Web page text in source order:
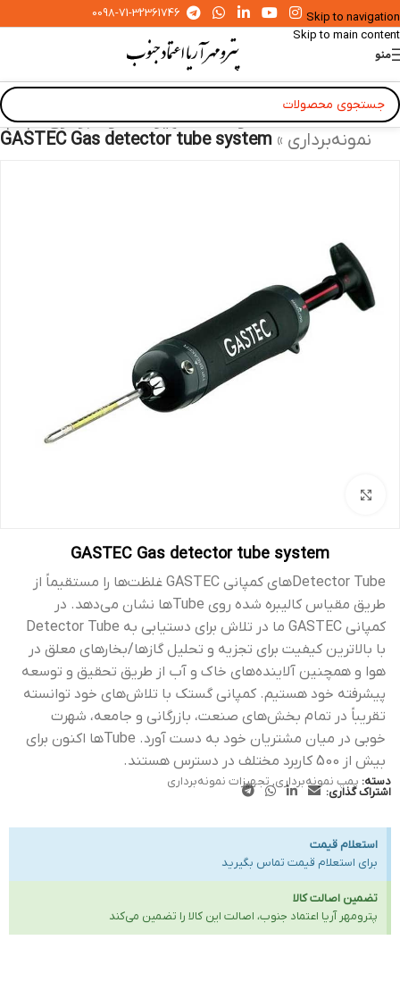
Skip to navigation
Skip to main content
0098-71-32361746
منو
خانه»محصولات»تجهیزات نمونه‌برداری»پمپ
نمونه‌برداری »
GASTEC Gas detector tube system
GASTEC Gas detector tube system
Detector Tube‌های کمپانی GASTEC غلظت‌ها را مستقیماً از
طریق مقیاس کالیبره شده روی Tubeها نشان می‌دهد. در
با بالاترین کیفیت برای تجزیه و تحلیل گازها/بخارهای معلق در
هوا و همچنین آلاینده‌های خاک و آب از طریق تحقیق و توسعه
پیشرفته خود هستیم. کمپانی گستک با تلاش‌های خود توانسته
تقریباً در تمام بخش‌های صنعت، بازرگانی و جامعه، شهرت
خوبی در میان مشتریان خود به دست آورد. Tubeها اکنون برای
بیش از 500 کاربرد مختلف در دسترس هستند.
دسته: پمپ نمونه‌برداری, تجهیزات نمونه‌برداری
اشتراک گذاری:
استعلام قیمت
برای استعلام قیمت تماس بگیرید
تضمین اصالت کالا
پترومهر آریا اعتماد جنوب، اصالت این کالا را تضمین می‌کند